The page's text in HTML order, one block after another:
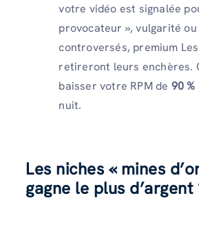
votre vidéo est signalée
provocateur », vulgarité
controversés, premium
retireront leurs enchères.
baisser votre RPM de 90 %
nuit.
Les niches « mines
gagne le plus d’argent